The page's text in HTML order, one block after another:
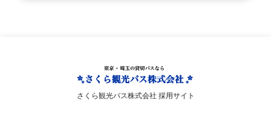
さくら観光バス株式会社 採用サイト